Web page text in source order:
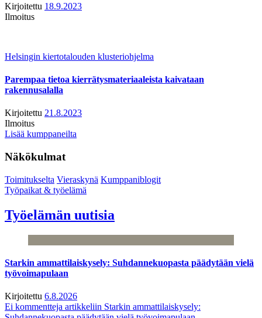
Kirjoitettu 18.9.2023
Ilmoitus
Helsingin kiertotalouden klusteriohjelma
Parempaa tietoa kierrätysmateriaaleista kaivataan
rakennusalalla
Kirjoitettu 21.8.2023
Ilmoitus
Lisää kumppaneilta
Näkökulmat
Toimitukselta Vieraskynä Kumppaniblogit
Työpaikat & työelämä
Työelämän uutisia
Starkin ammattilaiskysely: Suhdannekuopasta päädytään vielä
työvoimapulaan
Kirjoitettu 6.8.2026
Ei kommentteja artikkeliin Starkin ammattilaiskysely: